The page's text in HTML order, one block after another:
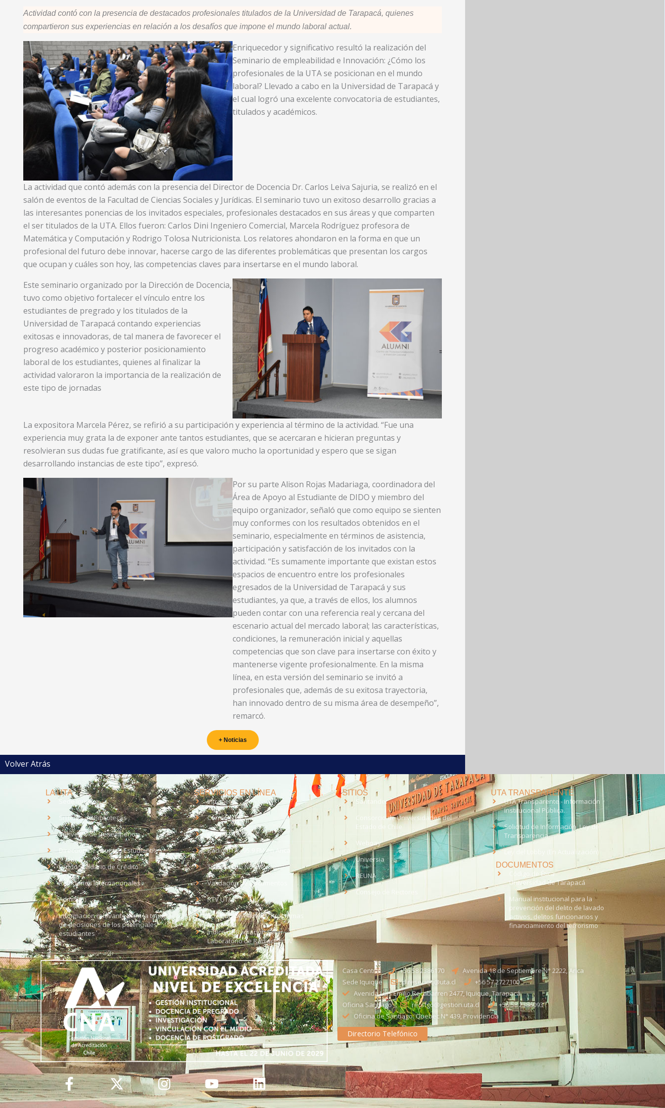
Actividad contó con la presencia de destacados profesionales titulados de la Universidad de Tarapacá, quienes
compartieron sus experiencias en relación a los desafíos que impone el mundo laboral actual.
Enriquecedor y significativo resultó la realización del
Seminario de empleabilidad e Innovación: ¿Cómo los
profesionales de la UTA se posicionan en el mundo
laboral? Llevado a cabo en la Universidad de Tarapacá y
el cual logró una excelente convocatoria de estudiantes,
titulados y académicos.
La actividad que contó además con la presencia del Director de Docencia Dr. Carlos Leiva Sajuria, se realizó en el
salón de eventos de la Facultad de Ciencias Sociales y Jurídicas. El seminario tuvo un exitoso desarrollo gracias a
las interesantes ponencias de los invitados especiales, profesionales destacados en sus áreas y que comparten
el ser titulados de la UTA. Ellos fueron: Carlos Dini Ingeniero Comercial, Marcela Rodríguez profesora de
Matemática y Computación y Rodrigo Tolosa Nutricionista. Los relatores ahondaron en la forma en que un
profesional del futuro debe innovar, hacerse cargo de las diferentes problemáticas que presentan los cargos
que ocupan y cuáles son hoy, las competencias claves para insertarse en el mundo laboral.
Este seminario organizado por la Dirección de Docencia,
tuvo como objetivo fortalecer el vínculo entre los
estudiantes de pregrado y los titulados de la
Universidad de Tarapacá contando experiencias
exitosas e innovadoras, de tal manera de favorecer el
progreso académico y posterior posicionamiento
laboral de los estudiantes, quienes al finalizar la
actividad valoraron la importancia de la realización de
este tipo de jornadas
La expositora Marcela Pérez, se refirió a su participación y experiencia al término de la actividad. “Fue una
experiencia muy grata la de exponer ante tantos estudiantes, que se acercaran e hicieran preguntas y
resolvieran sus dudas fue gratificante, así es que valoro mucho la oportunidad y espero que se sigan
desarrollando instancias de este tipo”, expresó.
Por su parte Alison Rojas Madariaga, coordinadora del
Área de Apoyo al Estudiante de DIDO y miembro del
equipo organizador, señaló que como equipo se sienten
muy conformes con los resultados obtenidos en el
seminario, especialmente en términos de asistencia,
participación y satisfacción de los invitados con la
actividad. “Es sumamente importante que existan estos
espacios de encuentro entre los profesionales
egresados de la Universidad de Tarapacá y sus
estudiantes, ya que, a través de ellos, los alumnos
pueden contar con una referencia real y cercana del
escenario actual del mercado laboral; las características,
condiciones, la remuneración inicial y aquellas
competencias que son clave para insertarse con éxito y
mantenerse vigente profesionalmente. En la misma
línea, en esta versión del seminario se invitó a
profesionales que, además de su exitosa trayectoria,
han innovado dentro de su misma área de desempeño”,
remarcó.
+ Noticias
Volver Atrás
LA UTA
Sede Iquique
Sistema de Bibliotecas
Convenio de Desempeño
Dirección de Asuntos Estudiantiles
Fondo Solidario de Crédito
Relaciones Internacionales
Admisión
Información relevante para la toma
de decisiones de los potenciales
estudiantes
SERVICIOS EN LÍNEA
Intranet
Correo UTA
EUDEV UTAmed
Radio UTA - 95.9 FM en Arica
Trabaja con Nosotros
Validación de Documentos
RTV UTA
Solicitud de Planes y Programas
Índice de Radiación Solar -
Laboratorio de Radiación UV
SITIOS
Santander
Consorcio de Universidades del
Estado de Chile
Webpay
Universia
REUNA
Consejo de Rectores
UTA TRANSPARENTE
UTA Transparente - Información
Institucional Pública.
Solicitud de Información, Ley de
Transparencia
Ley del Lobby (En Actualización)
DOCUMENTOS
Código de Ética
Universidad de Tarapacá
Manual institucional para la
prevención del delito de lavado
activos, delitos funcionarios y
financiamiento del terrorismo
Casa Central +56 58 2386170
Avenida 18 de Septiembre N° 2222, Arica
Sede Iquique
direseciqq@uta.cl
+56 57 2727100​
Avenida Luis Emilio Recabarren 2477, Iquique, Tarapacá
Oficina Santiago
recstgo@gestion.uta.cl
+56 58 2386093
Oficina de Santiago: Quebec N° 439, Providencia
Directorio Telefónico